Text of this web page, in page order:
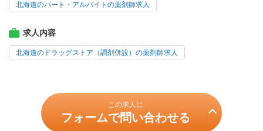
北海道のパート・アルバイトの薬剤師求人
求人内容
北海道のドラッグストア（調剤併設）の薬剤師求人
この求人に
フォームで問い合わせる